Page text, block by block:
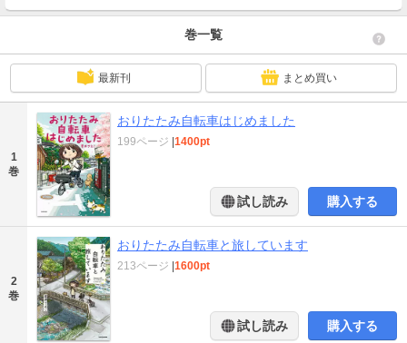
ト・こんな服装で行きました・かばんのなかみは・おりたたみ自転車とは？・
「輪行」とは？・やってみよう「輪行」！・おりたたみ自転車の選び方・おり
たたみ自転車お悩み相談室【著者プロフィール】星井 さえこおりたたみ自転車
旅入門のサイト「#チャリと来た」を運営。社会人になりたての頃に購入したお
りたたみ自転車で、自転車を連れた旅の面白さに目覚め、北は岩手、南は熊本
まで輪行旅をしている。所有自転車はブリヂストン トランジットコンパクト
(2008)、ブロンプトンS6L(2013)。都内メーカー勤務の工業デザイナー。商品
企画からプロダクトデザイン、CAD設計まで幅広く携わる。
巻一覧
最新刊 まとめ買い
1
巻
おりたたみ自転車はじめました
199ページ 1400pt
試し読み 購入する
2
巻
おりたたみ自転車と旅しています
213ページ 1600pt
試し読み 購入する